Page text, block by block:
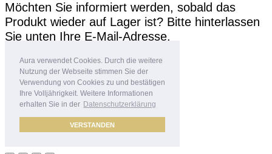
Aura verwendet Cookies. Durch die weitere
Nutzung der Webseite stimmen Sie der
Verwendung von Cookies zu und bestätigen
Ihre Volljährigkeit. Weitere Informationen
erhalten Sie in der Datenschutzerklärung
VERSTANDEN
Möchten Sie informiert werden, sobald das
Produkt wieder auf Lager ist? Bitte hinterlassen
Sie unten Ihre E-Mail-Adresse.
In die Warteliste eintragen